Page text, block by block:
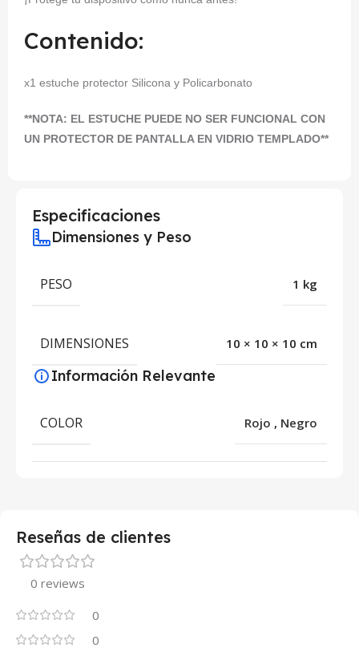
Contenido:
x1 estuche protector Silicona y Policarbonato
**NOTA: EL ESTUCHE PUEDE NO SER FUNCIONAL CON
UN PROTECTOR DE PANTALLA EN VIDRIO TEMPLADO**
Especificaciones
Dimensiones y Peso
PESO 1 kg
DIMENSIONES 10 × 10 × 10 cm
Información Relevante
COLOR Rojo , Negro
Reseñas de clientes
0 reviews
0
0